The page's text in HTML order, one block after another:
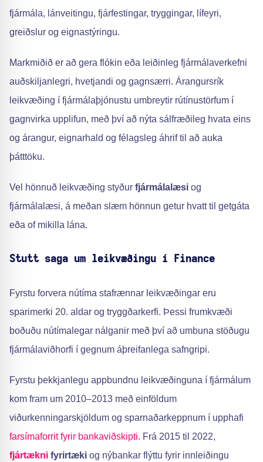
fjármála, lánveitingu, fjárfestingar, tryggingar, lífeyri,
greiðslur og eignastýringu.
Markmiðið er að gera flókin eða leiðinleg fjármálaverkefni
auðskiljanlegri, hvetjandi og gagnsærri. Árangursrík
leikvæðing í fjármálaþjónustu umbreytir rútínustörfum í
gagnvirka upplifun, með því að nýta sálfræðileg hvata eins
og árangur, eignarhald og félagsleg áhrif til að auka
þátttöku.
Vel hönnuð leikvæðing styður fjármálalæsi og
fjármálalæsi, á meðan slæm hönnun getur hvatt til getgáta
eða of mikilla lána.
Stutt saga um leikvæðingu í Finance
Fyrstu forvera nútíma stafrænnar leikvæðingar eru
sparimerki 20. aldar og tryggðarkerfi. Þessi frumkvæði
boðuðu nútímalegar nálganir með því að umbuna stöðugu
fjármálaviðhorfi í gegnum áþreifanlega safngripi.
Fyrstu þekkjanlegu appbundnu leikvæðinguna í fjármálum
kom fram um 2010–2013 með einföldum
viðurkenningarskjöldum og sparnaðarkeppnum í upphafi
farsímaforrit fyrir bankaviðskipti. Frá 2015 til 2022,
fjártækni fyrirtæki og nýbankar flýttu fyrir innleiðingu